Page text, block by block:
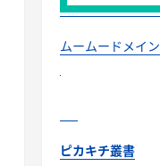
ムームードメイン
ピカキチ叢書